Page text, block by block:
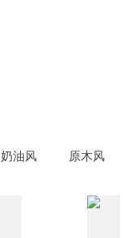
奶油风 原木风